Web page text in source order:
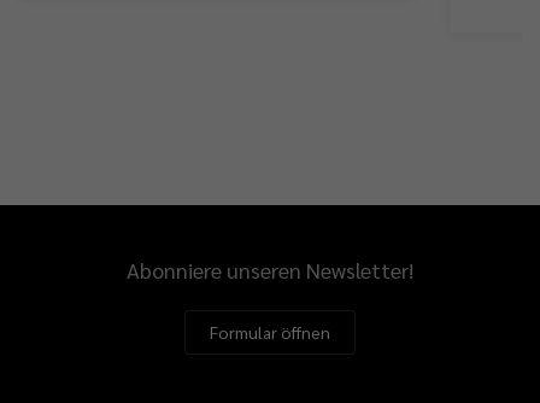
Abonniere unseren Newsletter!
Formular öffnen